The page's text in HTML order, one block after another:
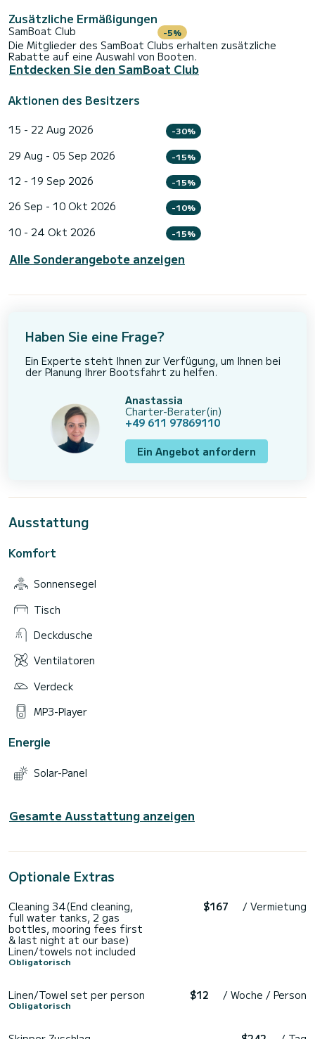
Zusätzliche Ermäßigungen
SamBoat Club -5%
Die Mitglieder des SamBoat Clubs erhalten zusätzliche
Rabatte auf eine Auswahl von Booten.
Entdecken Sie den SamBoat Club
Aktionen des Besitzers
15 - 22 Aug 2026 -30%
29 Aug - 05 Sep 2026 -15%
12 - 19 Sep 2026 -15%
26 Sep - 10 Okt 2026 -10%
10 - 24 Okt 2026 -15%
Alle Sonderangebote anzeigen
Haben Sie eine Frage?
Ein Experte steht Ihnen zur Verfügung, um Ihnen bei
der Planung Ihrer Bootsfahrt zu helfen.
Anastassia
Charter-Berater(in)
+49 611 97869110
Ein Angebot anfordern
Ausstattung
Komfort
Sonnensegel
Tisch
Deckdusche
Ventilatoren
Verdeck
MP3-Player
Energie
Solar-Panel
Gesamte Ausstattung anzeigen
Optionale Extras
Cleaning 34(End cleaning,
full water tanks, 2 gas
bottles, mooring fees first
& last night at our base)
Linen/towels not included
Obligatorisch
$167 / Vermietung
Linen/Towel set per person
Obligatorisch
$12 / Woche / Person